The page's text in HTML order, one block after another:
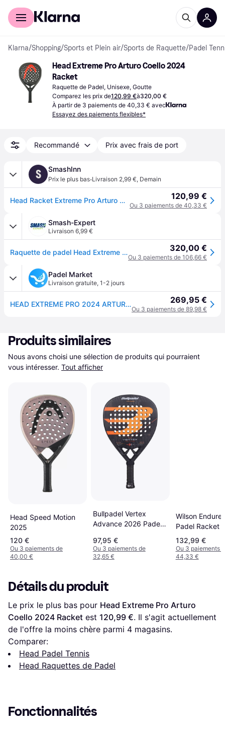
Acheter avec Klarna
Klarna/Shopping/Sports et Plein air/Sports de Raquette/Padel
Head Extreme Pro Arturo Coello 2024
Racket
Raquette de Padel, Unisexe, Goutte
Comparez les prix de120,99 €à320,00 €
À partir de 3 paiements de 40,33 € avec
Essayez des paiements flexibles*
Recommandé Prix avec frais de port
S SmashInn
Prix le plus bas·Livraison 2,99 €, Demain
Head Racket Extreme Pro Arturo Coello Limited Edition Padel Racket Argenté 120,99 €
Ou 3 paiements de 40,33 €
Smash-Expert
Livraison 6,99 €
Raquette de padel Head Extreme Pro Arturo Coello 2024 - Noir 320,00 €
Ou 3 paiements de 106,66 €
Padel Market
Livraison gratuite, 1-2 jours
HEAD EXTREME PRO 2024 ARTURO COELLO (Racket) 269,95 €
Ou 3 paiements de 89,98 €
Produits similaires
Nous avons choisi une sélection de produits qui pourraient
vous intéresser. Tout afficher
Head Speed Motion
2025
120 €
Ou 3 paiements de
40,00 €
Bullpadel Vertex
Advance 2026 Padel
97,95 €
Ou 3 paiements de
32,65 €
Wilson Endure
Padel Racket
132,99 €
Ou 3 paiements
44,33 €
Détails du produit
Le prix le plus bas pour Head Extreme Pro Arturo
Coello 2024 Racket est 120,99 €. Il s'agit actuellement
de l'offre la moins chère parmi 4 magasins.
Comparer:
Head Padel Tennis
Head Raquettes de Padel
Fonctionnalités